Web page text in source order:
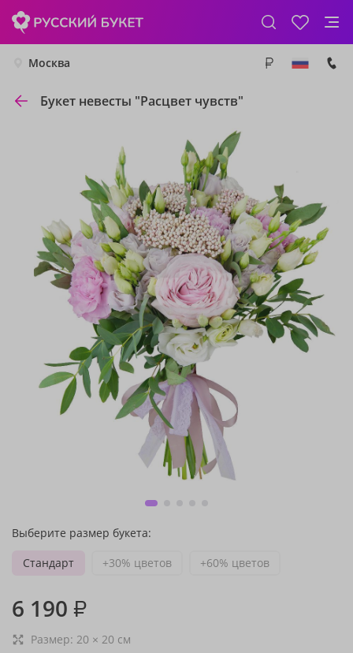
Москва
Букет невесты "Расцвет чувств"
Выберите размер букета:
Стандарт
+30% цветов +60% цветов
6 190 ₽
Размер: 20 × 20 см